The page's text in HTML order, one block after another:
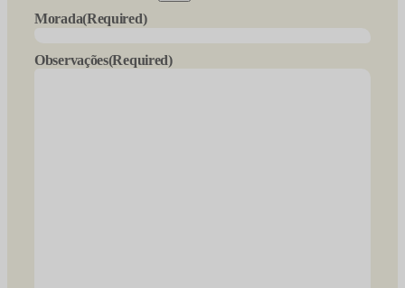
Morada(Required)
Observações(Required)